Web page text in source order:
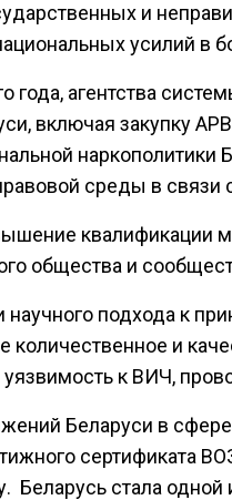
и
усилий в
года, агентства
включая закупку
наркополитики
среды в связи
квалификации
общества и
научного подхода к
количественное и
уязвимость к ВИЧ,
Беларуси в
сертификата
Беларусь стала